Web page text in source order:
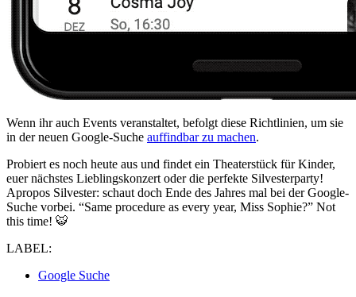
Wenn ihr auch Events veranstaltet, befolgt diese Richtlinien, um sie
in der neuen Google-Suche auffindbar zu machen.
Probiert es noch heute aus und findet ein Theaterstück für Kinder,
euer nächstes Lieblingskonzert oder die perfekte Silvesterparty!
Apropos Silvester: schaut doch Ende des Jahres mal bei der Google-
Suche vorbei. “Same procedure as every year, Miss Sophie?” Not
this time! 🐯
LABEL:
Google Suche